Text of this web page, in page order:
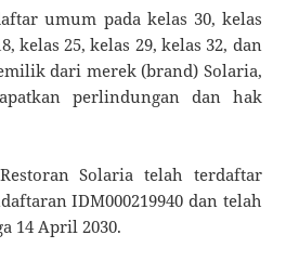
umum pada kelas 30, kelas
kelas 25, kelas 29, kelas 32, dan
dari merek (brand) Solaria,
perlindungan dan hak
Solaria telah terdaftar
IDM000219940 dan telah
14 April 2030.